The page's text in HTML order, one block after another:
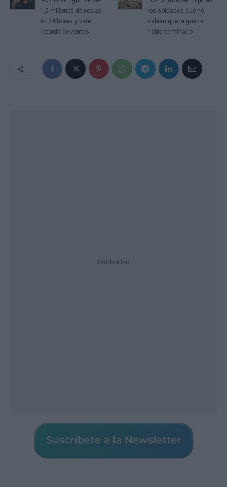
1,5 millones de copias
en 24 horas y bate
récords de ventas
los soldados que no
sabían que la guerra
había terminado
Publicidad